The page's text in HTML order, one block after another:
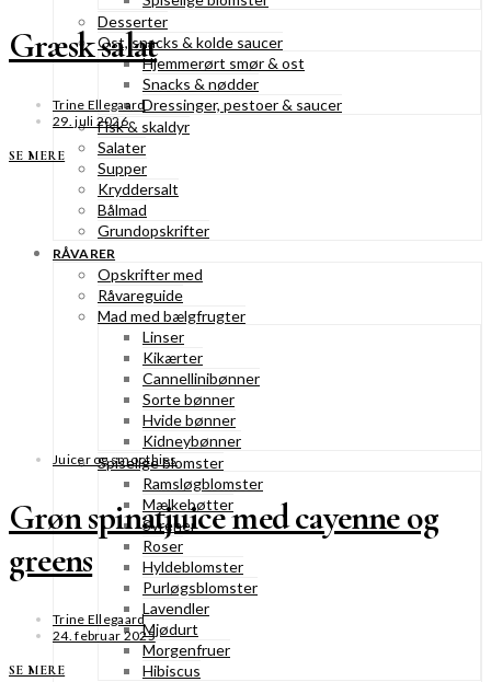
Desserter
Ost, snacks & kolde saucer
Hjemmerørt smør & ost
Snacks & nødder
Dressinger, pestoer & saucer
Fisk & skaldyr
Salater
Supper
Kryddersalt
Bålmad
Grundopskrifter
RÅVARER
Opskrifter med
Råvareguide
Mad med bælgfrugter
Linser
Kikærter
Cannellinibønner
Sorte bønner
Hvide bønner
Kidneybønner
Spiselige blomster
Ramsløgblomster
Mælkebøtter
Syrener
Roser
Hyldeblomster
Purløgsblomster
Lavendler
Mjødurt
Morgenfruer
Hibiscus
Græsk salat
Trine Ellegaard
29. juli 2026
SE MERE
Juicer og smoothies
Grøn spinatjuice med cayenne og
greens
Trine Ellegaard
24. februar 2025
SE MERE